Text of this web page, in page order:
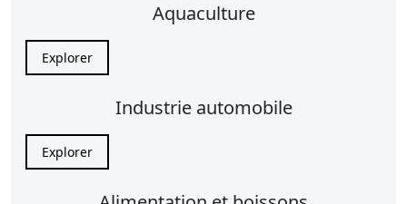
Aquaculture
Explorer
Industrie automobile
Explorer